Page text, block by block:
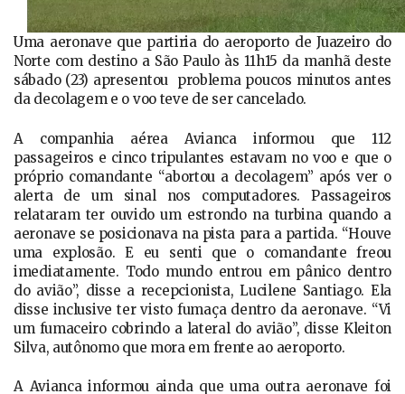
Uma aeronave que partiria do aeroporto de Juazeiro do
Norte com destino a São Paulo às 11h15 da manhã deste
sábado (23) apresentou problema poucos minutos antes
da decolagem e o voo teve de ser cancelado.
A companhia aérea Avianca informou que 112
passageiros e cinco tripulantes estavam no voo e que o
próprio comandante “abortou a decolagem” após ver o
alerta de um sinal nos computadores. Passageiros
relataram ter ouvido um estrondo na turbina quando a
aeronave se posicionava na pista para a partida. “Houve
uma explosão. E eu senti que o comandante freou
imediatamente. Todo mundo entrou em pânico dentro
do avião”, disse a recepcionista, Lucilene Santiago. Ela
disse inclusive ter visto fumaça dentro da aeronave. “Vi
um fumaceiro cobrindo a lateral do avião”, disse Kleiton
Silva, autônomo que mora em frente ao aeroporto.
A Avianca informou ainda que uma outra aeronave foi